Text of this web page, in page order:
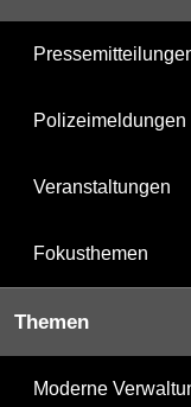
Polizeimeldungen
Veranstaltungen
Fokusthemen
Themen
Moderne